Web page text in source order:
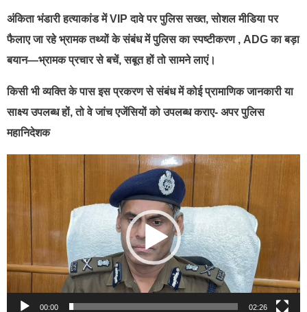
अंकिता भंडारी हत्याकांड में VIP दावे पर पुलिस सख्त, सोशल मीडिया पर
फैलाए जा रहे भ्रामक तथ्यों के संबंध में पुलिस का स्पष्टीकरण , ADG का बड़ा
बयान—भ्रामक प्रचार से बचें, सबूत हों तो सामने लाएं।
किसी भी व्यक्ति के पास इस प्रकरण से संबंध में कोई प्रामाणिक जानकारी या
साक्ष्य उपलब्ध हों, तो वे जांच एजेंसियों को उपलब्ध कराए- अपर पुलिस
महानिदेशक
Video
Player
00:00 02:26